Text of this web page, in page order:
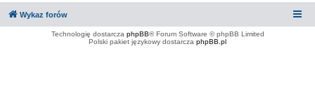
Wykaz forów
Technologię dostarcza phpBB® Forum Software © phpBB Limited
Polski pakiet językowy dostarcza phpBB.pl